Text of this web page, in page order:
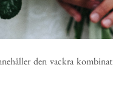
den vackra